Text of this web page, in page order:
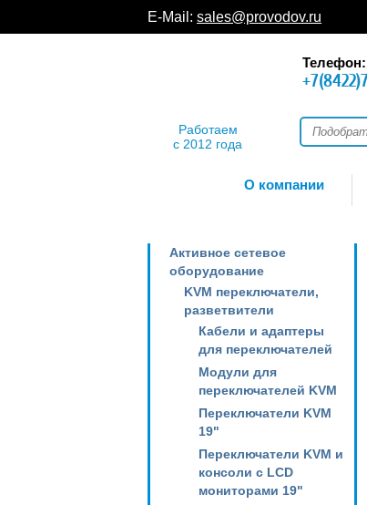
E-Mail: sales@provodov.ru
Работаем
с 2012 года
Телефон:
О компании
Активное сетевое
оборудование
KVM переключатели,
разветвители
Кабели и адаптеры
для переключателей
Модули для
переключателей KVM
Переключатели KVM
19"
Переключатели KVM и
консоли с LCD
мониторами 19"